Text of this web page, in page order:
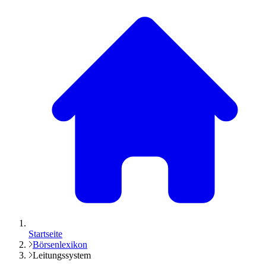
Startseite
Börsenlexikon
Leitungssystem